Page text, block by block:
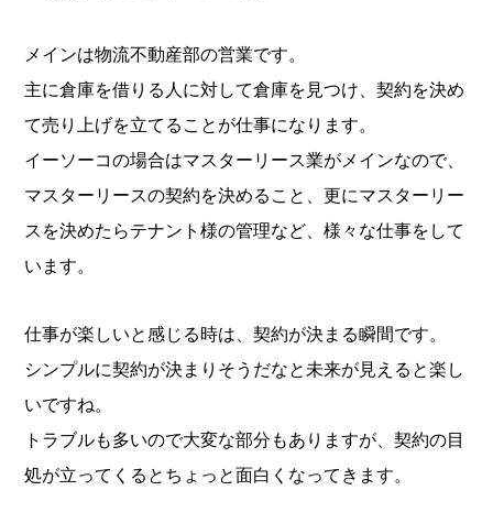
メインは物流不動産部の営業です。
主に倉庫を借りる人に対して倉庫を見つけ、契約を決め
て売り上げを立てることが仕事になります。
イーソーコの場合はマスターリース業がメインなので、
マスターリースの契約を決めること、更にマスターリー
スを決めたらテナント様の管理など、様々な仕事をして
います。
仕事が楽しいと感じる時は、契約が決まる瞬間です。
シンプルに契約が決まりそうだなと未来が見えると楽し
いですね。
トラブルも多いので大変な部分もありますが、契約の目
処が立ってくるとちょっと面白くなってきます。